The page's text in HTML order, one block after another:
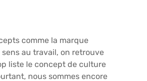
comme la marque
au travail, on retrouve
liste le concept de culture
nous sommes encore